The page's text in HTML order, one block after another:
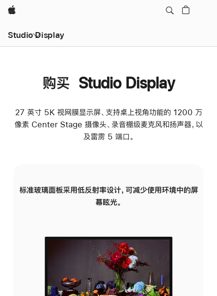
Apple
Studio Display
购买 Studio Display
27 英寸 5K 视网膜显示屏、支持桌上视角功能的 1200 万
像素 Center Stage 摄像头、录音棚级麦克风和扬声器，以
及雷雳 5 端口。
标准玻璃面板采用低反射率设计，可减少使用环境中的屏
幕眩光。